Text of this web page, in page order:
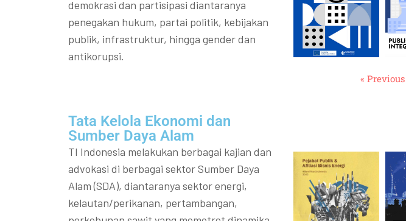
demokrasi dan partisipasi diantaranya
penegakan hukum, partai politik, kebijakan
publik, infrastruktur, hingga gender dan
antikorupsi.
« Previous
Tata Kelola Ekonomi dan
Sumber Daya Alam
TI Indonesia melakukan berbagai kajian dan
advokasi di berbagai sektor Sumber Daya
Alam (SDA), diantaranya sektor energi,
kelautan/perikanan, pertambangan,